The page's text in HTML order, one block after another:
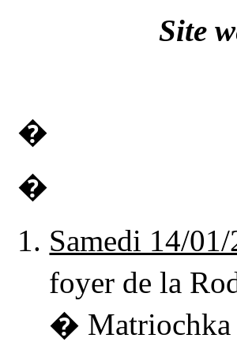
Site
�
�
Samedi 14/
foyer dela
�